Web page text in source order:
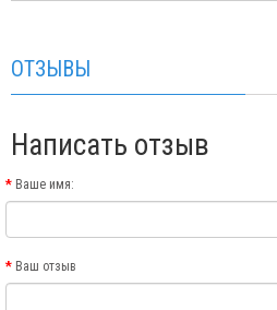
ОТЗЫВЫ
Написать отзыв
Ваше имя:
Ваш отзыв